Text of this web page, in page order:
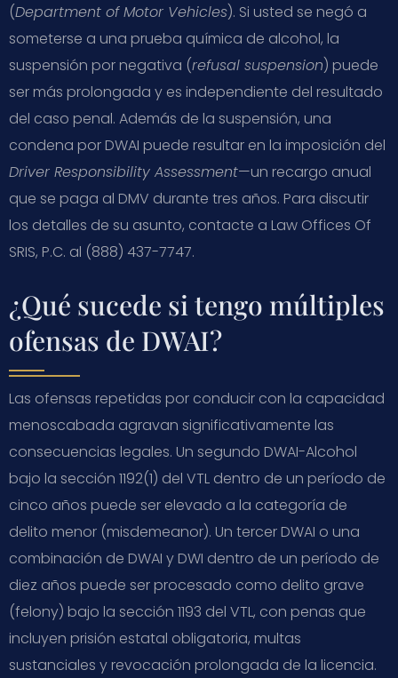
(Department of Motor Vehicles). Si usted se negó a
someterse a una prueba química de alcohol, la
suspensión por negativa (refusal suspension) puede
ser más prolongada y es independiente del resultado
del caso penal. Además de la suspensión, una
condena por DWAI puede resultar en la imposición del
Driver Responsibility Assessment—un recargo anual
que se paga al DMV durante tres años. Para discutir
los detalles de su asunto, contacte a Law Offices Of
SRIS, P.C. al (888) 437-7747.
¿Qué sucede si tengo múltiples
ofensas de DWAI?
Las ofensas repetidas por conducir con la capacidad
menoscabada agravan significativamente las
consecuencias legales. Un segundo DWAI-Alcohol
bajo la sección 1192(1) del VTL dentro de un período de
cinco años puede ser elevado a la categoría de
delito menor (misdemeanor). Un tercer DWAI o una
combinación de DWAI y DWI dentro de un período de
diez años puede ser procesado como delito grave
(felony) bajo la sección 1193 del VTL, con penas que
incluyen prisión estatal obligatoria, multas
sustanciales y revocación prolongada de la licencia.